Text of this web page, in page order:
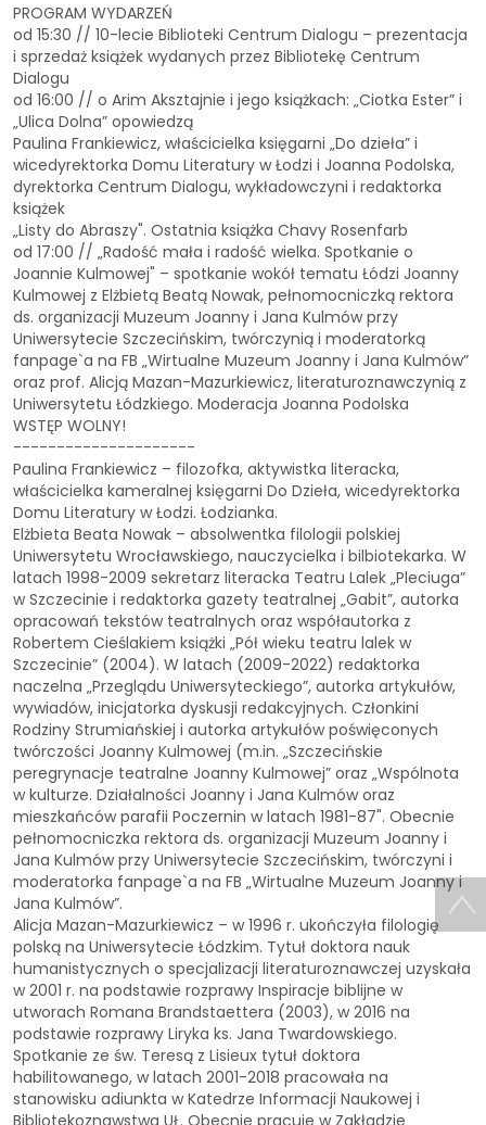
PROGRAM WYDARZEŃ
od 15:30 // 10-lecie Biblioteki Centrum Dialogu – prezentacja
i sprzedaż książek wydanych przez Bibliotekę Centrum
Dialogu
od 16:00 // o Arim Aksztajnie i jego książkach: „Ciotka Ester” i
„Ulica Dolna” opowiedzą
Paulina Frankiewicz, właścicielka księgarni „Do dzieła” i
wicedyrektorka Domu Literatury w Łodzi i Joanna Podolska,
dyrektorka Centrum Dialogu, wykładowczyni i redaktorka
książek
„Listy do Abraszy". Ostatnia książka Chavy Rosenfarb
od 17:00 // „Radość mała i radość wielka. Spotkanie o
Joannie Kulmowej" – spotkanie wokół tematu Łódzi Joanny
Kulmowej z Elżbietą Beatą Nowak, pełnomocniczką rektora
ds. organizacji Muzeum Joanny i Jana Kulmów przy
Uniwersytecie Szczecińskim, twórczynią i moderatorką
fanpage`a na FB „Wirtualne Muzeum Joanny i Jana Kulmów”
oraz prof. Alicją Mazan-Mazurkiewicz, literaturoznawczynią z
Uniwersytetu Łódzkiego. Moderacja Joanna Podolska
WSTĘP WOLNY!
---------------------
Paulina Frankiewicz – filozofka, aktywistka literacka,
właścicielka kameralnej księgarni Do Dzieła, wicedyrektorka
Domu Literatury w Łodzi. Łodzianka.
Elżbieta Beata Nowak – absolwentka filologii polskiej
Uniwersytetu Wrocławskiego, nauczycielka i bilbiotekarka. W
latach 1998-2009 sekretarz literacka Teatru Lalek „Pleciuga”
w Szczecinie i redaktorka gazety teatralnej „Gabit”, autorka
opracowań tekstów teatralnych oraz współautorka z
Robertem Cieślakiem książki „Pół wieku teatru lalek w
Szczecinie” (2004). W latach (2009-2022) redaktorka
naczelna „Przeglądu Uniwersyteckiego”, autorka artykułów,
wywiadów, inicjatorka dyskusji redakcyjnych. Członkini
Rodziny Strumiańskiej i autorka artykułów poświęconych
twórczości Joanny Kulmowej (m.in. „Szczecińskie
peregrynacje teatralne Joanny Kulmowej” oraz „Wspólnota
w kulturze. Działalności Joanny i Jana Kulmów oraz
mieszkańców parafii Poczernin w latach 1981-87". Obecnie
pełnomocniczka rektora ds. organizacji Muzeum Joanny i
Jana Kulmów przy Uniwersytecie Szczecińskim, twórczyni i
moderatorka fanpage`a na FB „Wirtualne Muzeum Joanny i
Jana Kulmów”.
Alicja Mazan-Mazurkiewicz – w 1996 r. ukończyła filologię
polską na Uniwersytecie Łódzkim. Tytuł doktora nauk
humanistycznych o specjalizacji literaturoznawczej uzyskała
w 2001 r. na podstawie rozprawy Inspiracje biblijne w
utworach Romana Brandstaettera (2003), w 2016 na
podstawie rozprawy Liryka ks. Jana Twardowskiego.
Spotkanie ze św. Teresą z Lisieux tytuł doktora
habilitowanego, w latach 2001-2018 pracowała na
stanowisku adiunkta w Katedrze Informacji Naukowej i
Bibliotekoznawstwa UŁ. Obecnie pracuje w Zakładzie